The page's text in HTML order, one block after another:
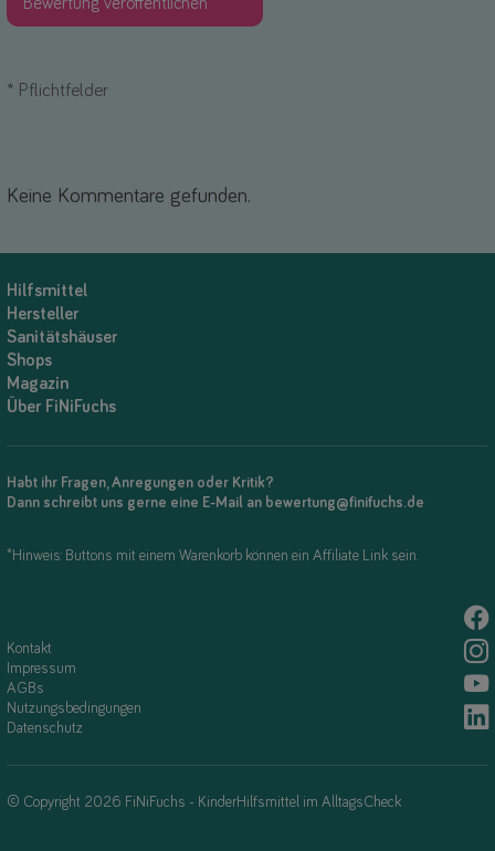
* Pflichtfelder
Keine Kommentare gefunden.
Hilfsmittel
Hersteller
Sanitätshäuser
Shops
Magazin
Über FiNiFuchs
Habt ihr Fragen, Anregungen oder Kritik?
Dann schreibt uns gerne eine E-Mail an bewertung@finifuchs.de
*Hinweis: Buttons mit einem Warenkorb können ein Affiliate Link sein.
Kontakt
Impressum
AGBs
Nutzungsbedingungen
Datenschutz
© Copyright 2026 FiNiFuchs - KinderHilfsmittel im AlltagsCheck